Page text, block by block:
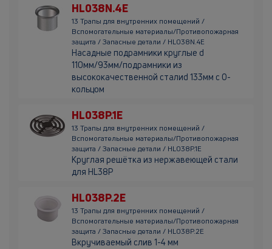
HL038N.4E
13 Трапы для внутренних помещений /
Вспомогательные материалы/Противопожарная
защита / Запасные детали / HL038N.4E
Насадные подрамники круглые d
110мм/93мм/подрамники из
высококачественной сталиd 133мм с О-
кольцом
HL038P.1E
13 Трапы для внутренних помещений /
Вспомогательные материалы/Противопожарная
защита / Запасные детали / HL038P.1E
Круглая решётка из нержавеющей стали
для HL38P
HL038P.2E
13 Трапы для внутренних помещений /
Вспомогательные материалы/Противопожарная
защита / Запасные детали / HL038P.2E
Вкручиваемый слив 1-4 мм